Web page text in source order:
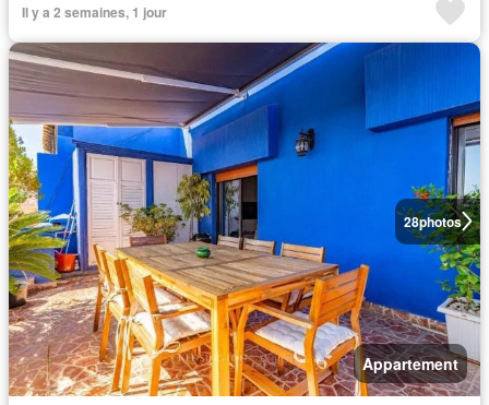
Il y a 2 semaines, 1 jour
28photos
Appartement